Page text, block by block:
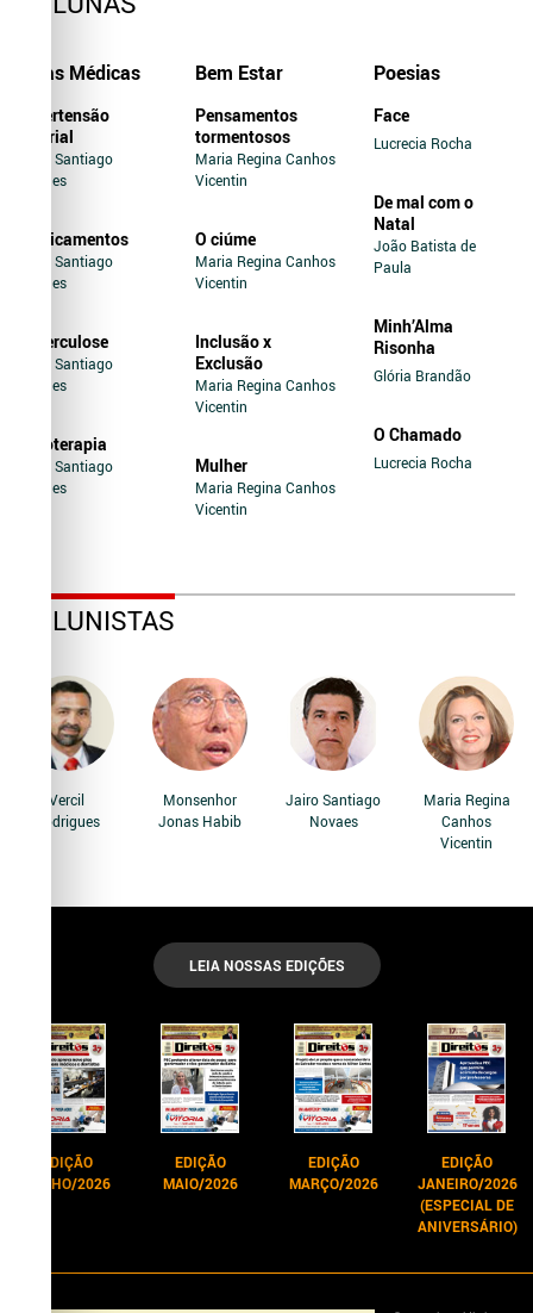
Dicas Médicas
Hipertensão
Arterial
Jairo Santiago
Novaes
Medicamentos
Jairo Santiago
Novaes
Tuberculose
Jairo Santiago
Novaes
Soroterapia
Jairo Santiago
Novaes
Bem Estar
Pensamentos
tormentosos
Maria Regina Canhos
Vicentin
O ciúme
Maria Regina Canhos
Vicentin
Inclusão x
Exclusão
Maria Regina Canhos
Vicentin
Mulher
Maria Regina Canhos
Vicentin
Poesias
Face
Lucrecia Rocha
De mal com o
Natal
João Batista de
Paula
Minh’Alma
Risonha
Glória Brandão
O Chamado
Lucrecia Rocha
COLUNISTAS
Vercil
Rodrigues
Monsenhor
Jonas Habib
Jairo Santiago
Novaes
Maria Regina
Canhos
Vicentin
LEIA NOSSAS EDIÇÕES
EDIÇÃO
JUNHO/2026
EDIÇÃO
MAIO/2026
EDIÇÃO
MARÇO/2026
EDIÇÃO
JANEIRO/2026
(ESPECIAL DE
ANIVERSÁRIO)